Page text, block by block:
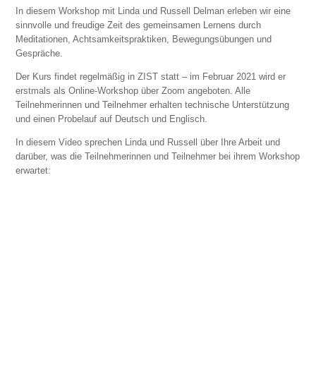
In diesem Workshop mit Linda und Russell Delman erleben wir eine
sinnvolle und freudige Zeit des gemeinsamen Lernens durch
Meditationen, Achtsamkeitspraktiken, Bewegungsübungen und
Gespräche.
Der Kurs findet regelmäßig in ZIST statt – im Februar 2021 wird er
erstmals als Online-Workshop über Zoom angeboten. Alle
Teilnehmerinnen und Teilnehmer erhalten technische Unterstützung
und einen Probelauf auf Deutsch und Englisch.
In diesem Video sprechen Linda und Russell über Ihre Arbeit und
darüber, was die Teilnehmerinnen und Teilnehmer bei ihrem Workshop
erwartet: